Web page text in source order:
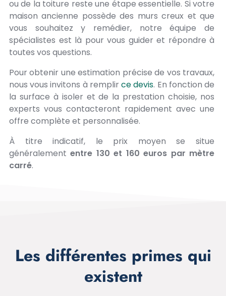
ou de la toiture reste une étape essentielle. Si votre
maison ancienne possède des murs creux et que
vous souhaitez y remédier, notre équipe de
spécialistes est là pour vous guider et répondre à
toutes vos questions.
Pour obtenir une estimation précise de vos travaux,
nous vous invitons à remplirce devis. En fonction de
la surface à isoler et de la prestation choisie, nos
experts vous contacteront rapidement avec une
offre complète et personnalisée.
À titre indicatif, le prix moyen se situe
généralemententre 130 et 160 euros par mètre
carré.
Les différentes primes qui
existent